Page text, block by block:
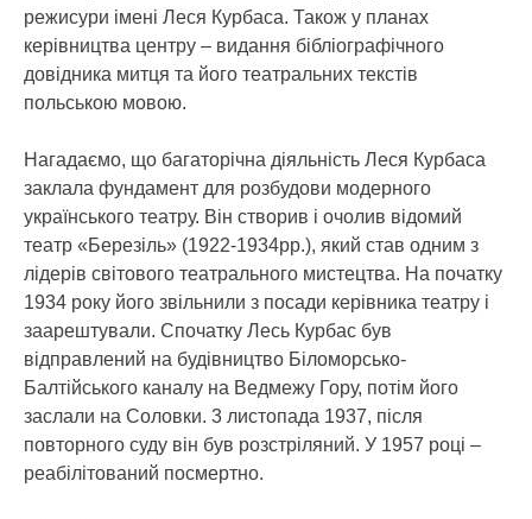
режисури імені Леся Курбаса. Також у планах
керівництва центру – видання бібліографічного
довідника митця та його театральних текстів
польською мовою.
Нагадаємо, що багаторічна діяльність Леся Курбаса
заклала фундамент для розбудови модерного
українського театру. Він створив і очолив відомий
театр «Березіль» (1922-1934рр.), який став одним з
лідерів світового театрального мистецтва. На початку
1934 року його звільнили з посади керівника театру і
заарештували. Спочатку Лесь Курбас був
відправлений на будівництво Біломорсько-
Балтійського каналу на Ведмежу Гору, потім його
заслали на Соловки. 3 листопада 1937, після
повторного суду він був розстріляний. У 1957 році –
реабілітований посмертно.